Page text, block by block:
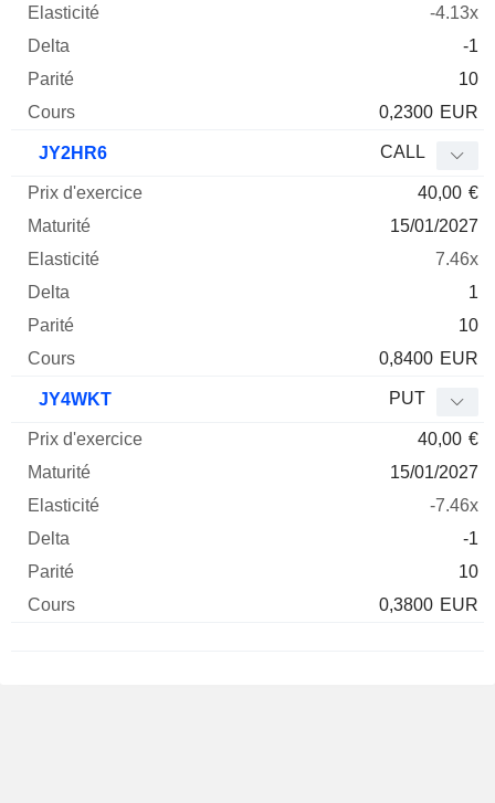
-4.13x
-1
10
0,2300 EUR
JY2HR6 CALL
40,00 €
15/01/2027
7.46x
1
10
0,8400 EUR
JY4WKT PUT
40,00 €
15/01/2027
-7.46x
-1
10
0,3800 EUR